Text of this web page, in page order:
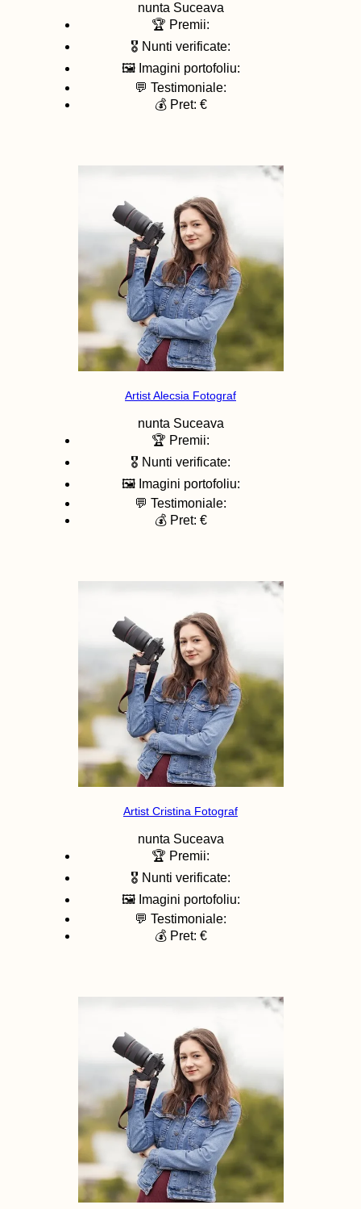
nunta Suceava
🏆 Premii:
🎖️ Nunti verificate:
🖼️ Imagini portofoliu:
💬 Testimoniale:
💰 Pret: €
Artist Alecsia Fotograf
nunta Suceava
🏆 Premii:
🎖️ Nunti verificate:
🖼️ Imagini portofoliu:
💬 Testimoniale:
💰 Pret: €
Artist Cristina Fotograf
nunta Suceava
🏆 Premii:
🎖️ Nunti verificate:
🖼️ Imagini portofoliu:
💬 Testimoniale:
💰 Pret: €